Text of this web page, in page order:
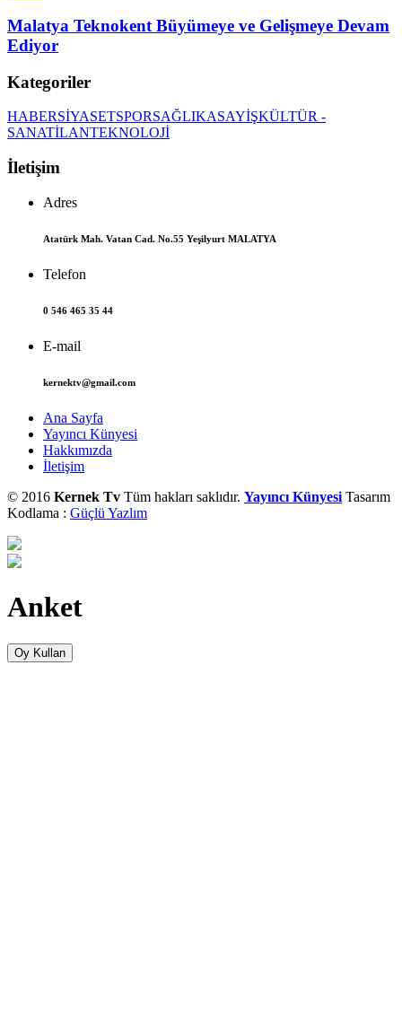
Malatya Teknokent Büyümeye ve Gelişmeye Devam
Ediyor
Kategoriler
HABERSİYASETSPORSAĞLIKASAYİŞKÜLTÜR -
SANATİLANTEKNOLOJİ
İletişim
Adres
Atatürk Mah. Vatan Cad. No.55 Yeşilyurt MALATYA
Telefon
0 546 465 35 44
E-mail
kernektv@gmail.com
Ana Sayfa
Yayıncı Künyesi
Hakkımızda
İletişim
© 2016 Kernek Tv Tüm hakları saklıdır. Yayıncı Künyesi Tasarım
Kodlama : Güçlü Yazlım
Anket